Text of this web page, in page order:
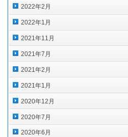
2022年2月
2022年1月
2021年11月
2021年7月
2021年2月
2021年1月
2020年12月
2020年7月
2020年6月